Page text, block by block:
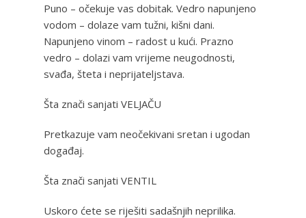
Puno – očekuje vas dobitak. Vedro napunjeno
vodom – dolaze vam tužni, kišni dani.
Napunjeno vinom – radost u kući. Prazno
vedro – dolazi vam vrijeme neugodnosti,
svađa, šteta i neprijateljstava.
Šta znači sanjati VELJAČU
Pretkazuje vam neočekivani sretan i ugodan
događaj.
Šta znači sanjati VENTIL
Uskoro ćete se riješiti sadašnjih neprilika.